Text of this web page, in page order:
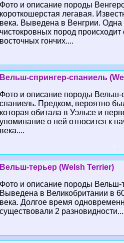
Фото и описание породы
короткошерстая легавая.
века. Выведена в Венгрии. Одна
чистокровных пород происходит
восточных гончих....
Вельш-спрингер-спаниель
Фото и описание породы Вельш-
спаниель. Предком, вероятно
которая обитала в Уэльсе и
упоминание о ней относится к
века....
Вельш-терьер (Welsh Terrier)
Фото и описание породы Вельш-
Выведена в Великобритании в
века. Долгое время
существовали 2